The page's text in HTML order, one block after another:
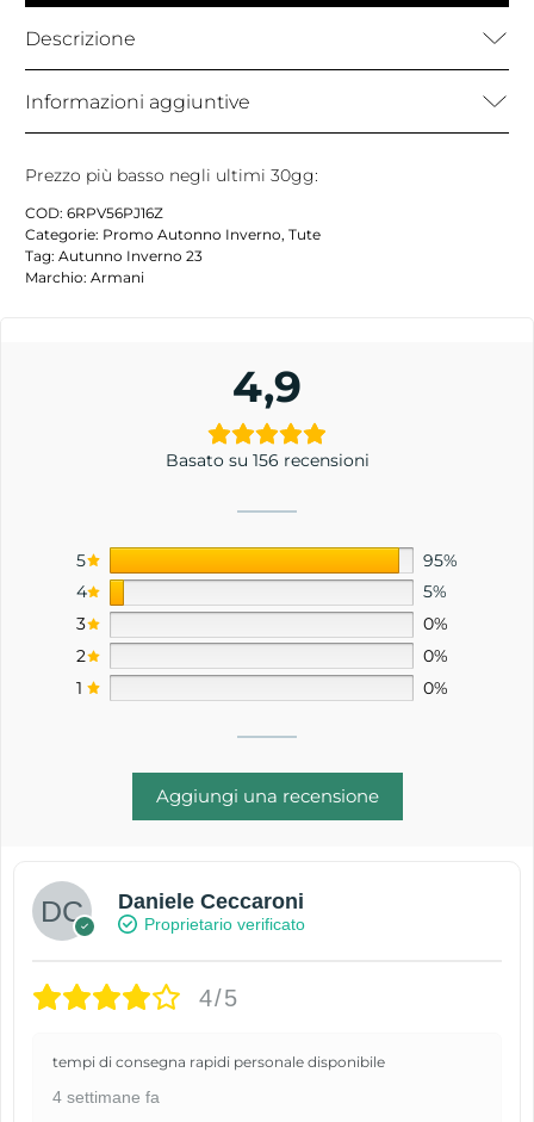
Descrizione
Informazioni aggiuntive
Prezzo più basso negli ultimi 30gg:
COD: 6RPV56PJ16Z
Categorie: Promo Autonno Inverno, Tute
Tag: Autunno Inverno 23
Marchio: Armani
4,9
Basato su 156 recensioni
5
95%
4
5%
3
0%
2
0%
1
0%
Aggiungi una recensione
Daniele Ceccaroni
Proprietario verificato
4/5
tempi di consegna rapidi personale disponibile
4 settimane fa